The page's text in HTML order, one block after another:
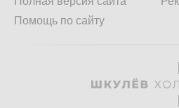
Помощь по сайту